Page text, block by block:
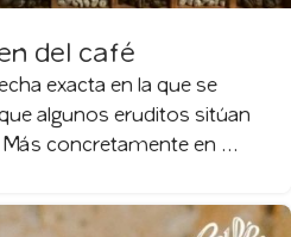
del café
exacta en la que se
algunos eruditos sitúan
concretamente en ...